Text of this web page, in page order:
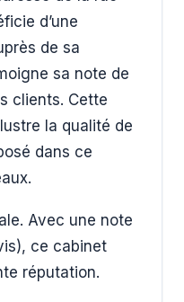
d’une
de sa
sa note de
clients. Cette
la qualité de
dans ce
Avec une note
ce cabinet
réputation.